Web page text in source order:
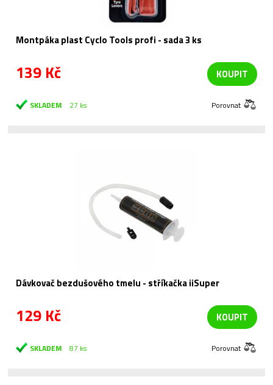
Montpáka plast Cyclo Tools profi - sada 3 ks
139 Kč KOUPIT
SKLADEM 27 ks Porovnat
Dávkovač bezdušového tmelu - stříkačka iiSuper
129 Kč KOUPIT
SKLADEM 87 ks Porovnat